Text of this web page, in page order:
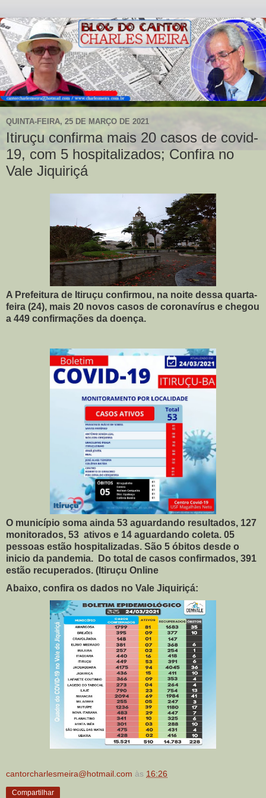
QUINTA-FEIRA, 25 DE MARÇO DE 2021
Itiruçu confirma mais 20 casos de covid-
19, com 5 hospitalizados; Confira no
Vale Jiquiriçá
A Prefeitura de Itiruçu confirmou, na noite dessa quarta-
feira (24), mais 20 novos casos de coronavírus e chegou
a 449 confirmações da doença.
O município soma ainda 53 aguardando resultados, 127
monitorados, 53 ativos e 14 aguardando coleta. 05
pessoas estão hospitalizadas. São 5 óbitos desde o
inicio da pandemia. Do total de casos confirmados, 391
estão recuperados. (Itiruçu Online
Abaixo, confira os dados no Vale Jiquiriçá:
cantorcharlesmeira@hotmail.com às 16:26
Compartilhar